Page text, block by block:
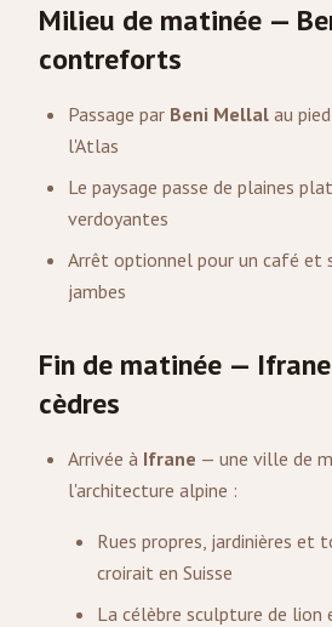
Milieu de matinée —
contreforts
Passage par Beni Mellal au
l'Atlas
Le paysage passe de plaines
verdoyantes
Arrêt optionnel pour un café et
jambes
Fin de matinée —
cèdres
Arrivée à Ifrane — une ville de
l'architecture alpine :
Rues propres, jardinières et
croirait en Suisse
La célèbre sculpture de lion